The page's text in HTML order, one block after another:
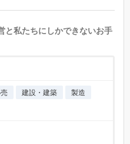
と私たちにしかできないお手
建設・建築
製造